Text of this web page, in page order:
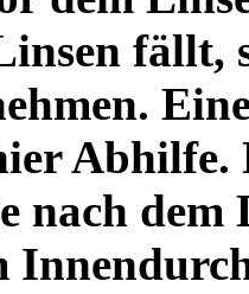
fällt,
Abhilfe.
nach dem